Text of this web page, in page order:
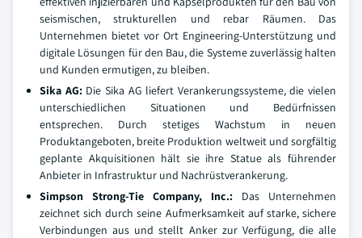
seismischen, strukturellen und rebar Räumen. Das
Unternehmen bietet vor Ort Engineering-Unterstützung und
digitale Lösungen für den Bau, die Systeme zuverlässig halten
und Kunden ermutigen, zu bleiben.
Sika AG: Die Sika AG liefert Verankerungssysteme, die vielen
unterschiedlichen Situationen und Bedürfnissen
entsprechen. Durch stetiges Wachstum in neuen
Produktangeboten, breite Produktion weltweit und sorgfältig
geplante Akquisitionen hält sie ihre Statue als führender
Anbieter in Infrastruktur und Nachrüstverankerung.
Simpson Strong-Tie Company, Inc.: Das Unternehmen
zeichnet sich durch seine Aufmerksamkeit auf starke, sichere
Verbindungen aus und stellt Anker zur Verfügung, die alle